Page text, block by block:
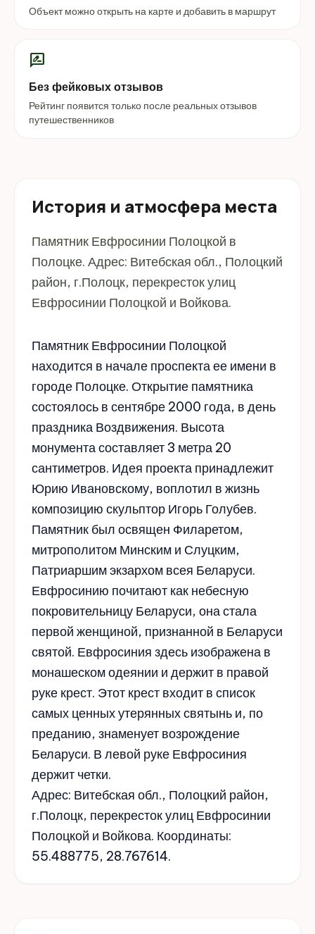
Объект можно открыть на карте и добавить в маршрут
rate_review
Без фейковых отзывов
Рейтинг появится только после реальных отзывов
путешественников
История и атмосфера места
Памятник Евфросинии Полоцкой в
Полоцке. Адрес: Витебская обл., Полоцкий
район, г.Полоцк, перекресток улиц
Евфросинии Полоцкой и Войкова.
Памятник Евфросинии Полоцкой
находится в начале проспекта ее имени в
городе Полоцке. Открытие памятника
состоялось в сентябре 2000 года, в день
праздника Воздвижения. Высота
монумента составляет 3 метра 20
сантиметров. Идея проекта принадлежит
Юрию Ивановскому, воплотил в жизнь
композицию скульптор Игорь Голубев.
Памятник был освящен Филаретом,
митрополитом Минским и Слуцким,
Патриаршим экзархом всея Беларуси.
Евфросинию почитают как небесную
покровительницу Беларуси, она стала
первой женщиной, признанной в Беларуси
святой. Евфросиния здесь изображена в
монашеском одеянии и держит в правой
руке крест. Этот крест входит в список
самых ценных утерянных святынь и, по
преданию, знаменует возрождение
Беларуси. В левой руке Евфросиния
держит четки.
Адрес: Витебская обл., Полоцкий район,
г.Полоцк, перекресток улиц Евфросинии
Полоцкой и Войкова. Координаты:
55.488775, 28.767614.